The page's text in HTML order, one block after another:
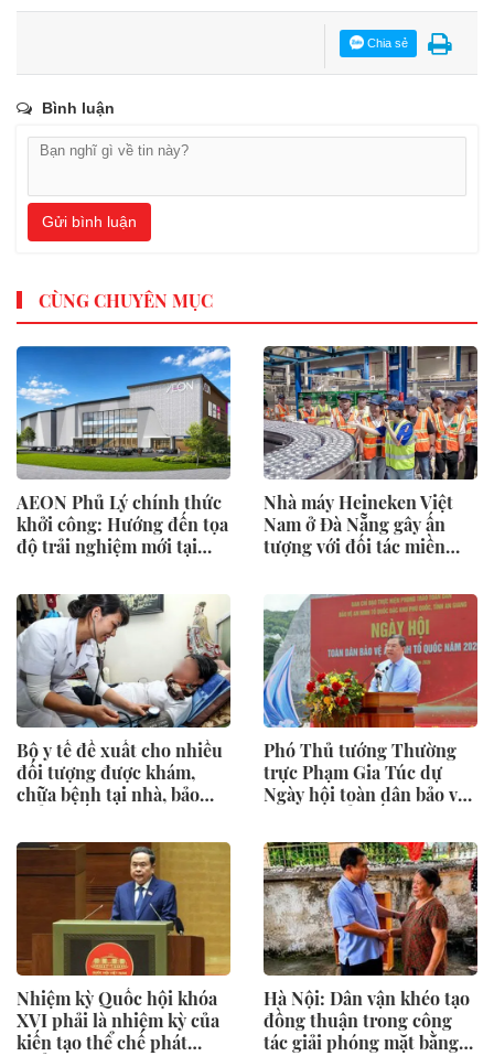
Chia sẻ
Bình luận
Gửi bình luận
CÙNG CHUYÊN MỤC
AEON Phủ Lý chính thức
khởi công: Hướng đến tọa
độ trải nghiệm mới tại
Nhà máy Heineken Việt
Nam ở Đà Nẵng gây ấn
tượng với đối tác miền
Bộ y tế đề xuất cho nhiều
đối tượng được khám,
chữa bệnh tại nhà, bảo
Phó Thủ tướng Thường
trực Phạm Gia Túc dự
Ngày hội toàn dân bảo vệ
khu Phú Quốc
Nhiệm kỳ Quốc hội khóa
XVI phải là nhiệm kỳ của
kiến tạo thể chế phát
Hà Nội: Dân vận khéo tạo
đồng thuận trong công
tác giải phóng mặt bằng